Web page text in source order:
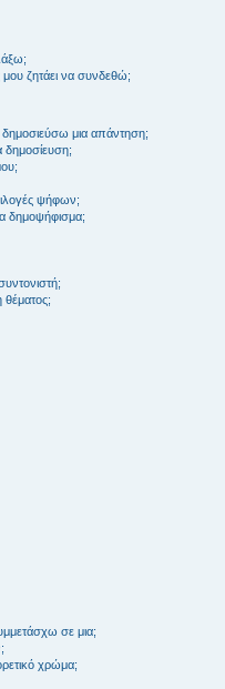
ζητάει να συνδεθώ;
μια απάντηση;
ψήφων;
δημοψήφισμα;
θέματος;
σε μια;
χρώμα;